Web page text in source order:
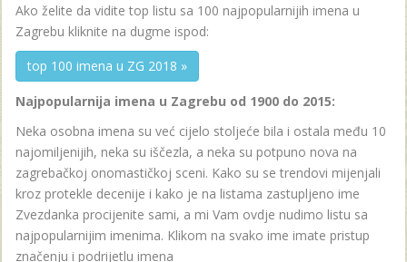
Ako želite da vidite top listu sa 100 najpopularnijih imena u
Zagrebu kliknite na dugme ispod:
top 100 imena u ZG 2018 »
Najpopularnija imena u Zagrebu od 1900 do 2015:
Neka osobna imena su već cijelo stoljeće bila i ostala među 10
najomiljenijih, neka su iščezla, a neka su potpuno nova na
zagrebačkoj onomastičkoj sceni. Kako su se trendovi mijenjali
kroz protekle decenije i kako je na listama zastupljeno ime
Zvezdanka procijenite sami, a mi Vam ovdje nudimo listu sa
najpopularnijim imenima. Klikom na svako ime imate pristup
značenju i podrijetlu imena